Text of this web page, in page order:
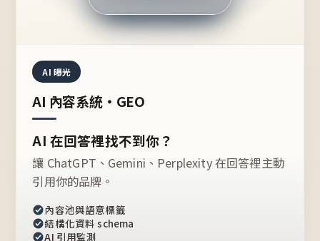
推薦的台灣品牌？
AI 曝光
AI 內容系統・GEO
AI 在回答裡找不到你？
讓 ChatGPT、Gemini、Perplexity 在回答裡主動
引用你的品牌。
內容池與語意標籤
結構化資料 schema
AI 引用監測